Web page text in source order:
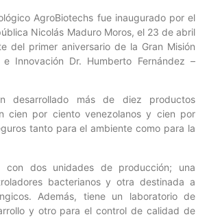
AgroBiotechs fue inaugurado por el
Nicolás Maduro Moros, el 23 de abril
del primer aniversario de la Gran Misión
e Innovación Dr. Humberto Fernández –
desarrollado más de diez productos
cien por ciento venezolanos y cien por
tanto para el ambiente como para la
con dos unidades de producción; una
bacterianos y otra destinada a
Además, tiene un laboratorio de
y otro para el control de calidad de